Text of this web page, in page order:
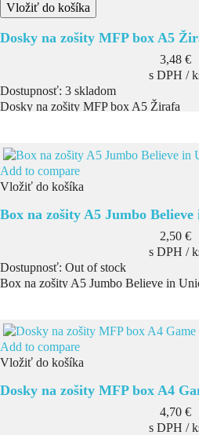
Vložiť do košíka
Dosky na zošity MFP box A5
Cena
3,48 €
s DPH /
Dostupnosť: 3 skladom
Dosky na zošity MFP box A5 Žirafa
Add to compare
Vložiť do košíka
Box na zošity A5 Jumbo
Cena
2,50 €
s DPH /
Dostupnosť: Out of stock
Box na zošity A5 Jumbo Believe in
Add to compare
Vložiť do košíka
Dosky na zošity MFP box A4
Cena
4,70 €
s DPH /